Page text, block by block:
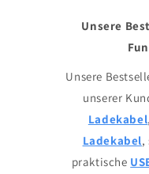
Unsere
Unsere
unserer
Ladekabel
Ladekabel,
praktische